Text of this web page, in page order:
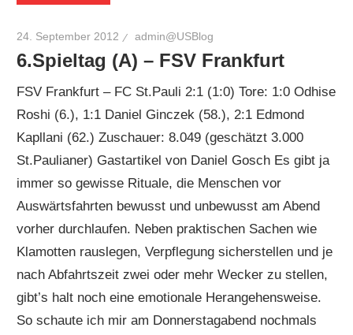
24. September 2012 admin@USBlog
6.Spieltag (A) – FSV Frankfurt
FSV Frankfurt – FC St.Pauli 2:1 (1:0) Tore: 1:0 Odhise
Roshi (6.), 1:1 Daniel Ginczek (58.), 2:1 Edmond
Kapllani (62.) Zuschauer: 8.049 (geschätzt 3.000
St.Paulianer) Gastartikel von Daniel Gosch Es gibt ja
immer so gewisse Rituale, die Menschen vor
Auswärtsfahrten bewusst und unbewusst am Abend
vorher durchlaufen. Neben praktischen Sachen wie
Klamotten rauslegen, Verpflegung sicherstellen und je
nach Abfahrtszeit zwei oder mehr Wecker zu stellen,
gibt’s halt noch eine emotionale Herangehensweise.
So schaute ich mir am Donnerstagabend nochmals